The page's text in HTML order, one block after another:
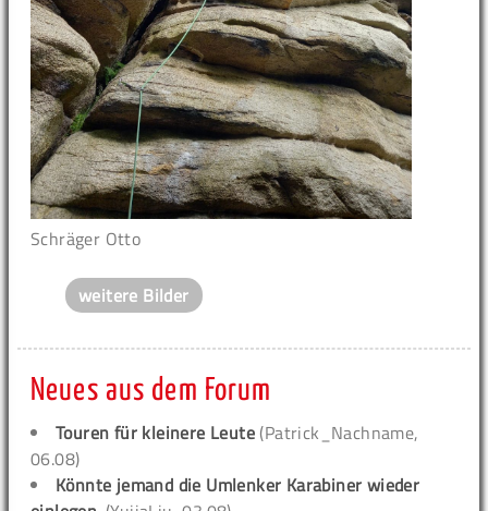
Schräger Otto
weitere Bilder
Neues aus dem Forum
Touren für kleinere Leute (Patrick_Nachname,
06.08)
Könnte jemand die Umlenker Karabiner wieder